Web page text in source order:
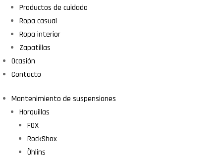
Productos de cuidado
Ropa casual
Ropa interior
Zapatillas
Ocasión
Contacto
Mantenimiento de suspensiones
Horquillas
FOX
RockShox
Öhlins